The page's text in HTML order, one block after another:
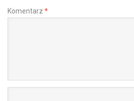
Komentarz *